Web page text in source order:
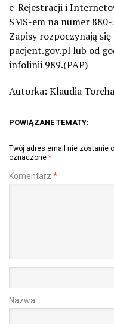
e-Rejestracji i
SMS-em na numer
Zapisy rozpoczynają
pacjent.gov.pl lub od
infolinii 989.(PAP)
Autorka: Klaudia
POWIĄZANE TEMATY:
Twój adres email nie zostanie
oznaczone *
Komentarz *
Nazwa